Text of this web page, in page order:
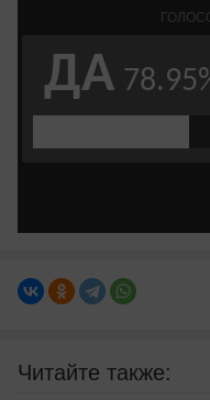
Читайте также: